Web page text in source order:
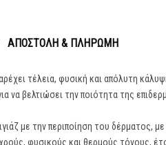
ΑΠΟΣΤΟΛΉ & ΠΛΗΡΩΜΉ
τέλεια, φυσική και απόλυτη
να βελτιώσει την ποιότητα της
με την περιποίηση του δέρματος,
φυσικούς και θερμούς τόνους,